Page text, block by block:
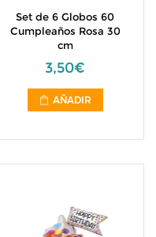
Set de 6 Globos 60
Cumpleaños Rosa 30
cm
3,50€
AÑADIR